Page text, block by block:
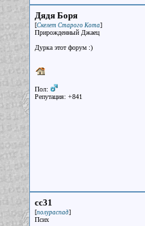
Дядя Боря
[Скелет Старого Кота]
Прирожденный Джаец
Дурка этот форум :)
Пол:
Репутация: +841
cc31
[полураспад]
Псих